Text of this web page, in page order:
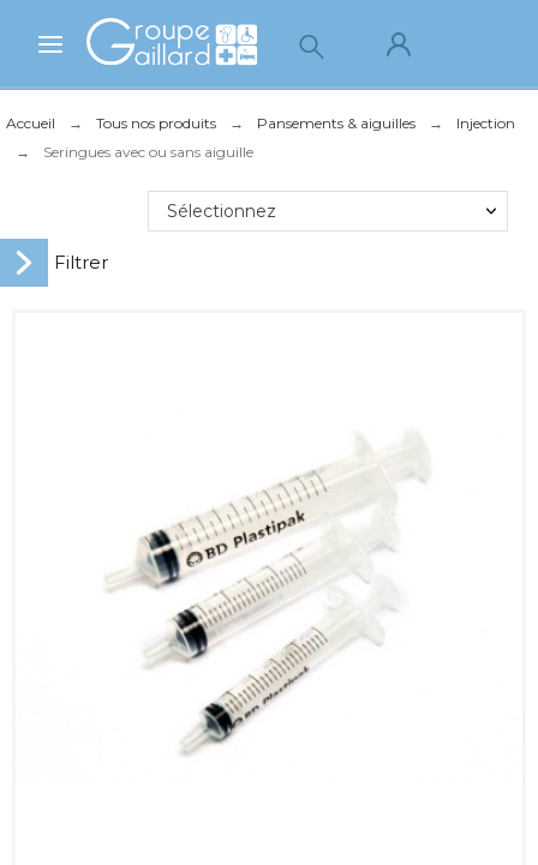
Accueil Tous nos produits Pansements & aiguilles
Injection
Seringues avec ou sans aiguille
Sélectionnez